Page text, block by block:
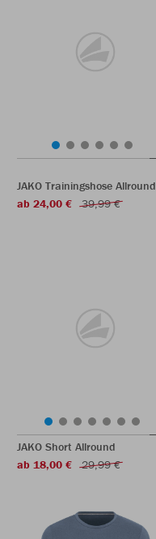
JAKO Trainingshose Allround
ab 24,00 €
39,99 €
JAKO Short Allround
ab 18,00 €
29,99 €